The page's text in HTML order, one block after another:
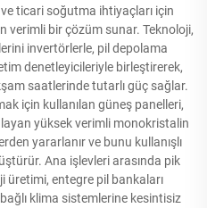
ticari soğutma ihtiyaçları için
verimli bir çözüm sunar. Teknoloji,
invertörlerle, pil depolama
denetleyicileriyle birleştirerek,
saatlerinde tutarlı güç sağlar.
için kullanılan güneş panelleri,
yüksek verimli monokristalin
yararlanır ve bunu kullanışlı
Ana işlevleri arasında pik
üretimi, entegre pil bankaları
klima sistemlerine kesintisiz